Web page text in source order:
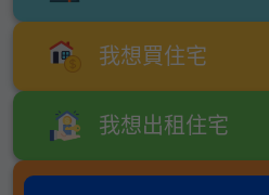
我想買住宅
我想出租住宅